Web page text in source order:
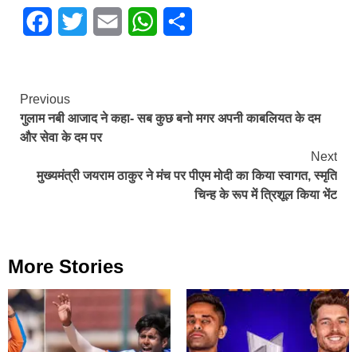
FacebookTwitter Email WhatsApp
Continue
Reading
Previous
गुलाम नबी आजाद ने कहा- सब कुछ बनो मगर अपनी काबलियत के दम
और सेवा के दम पर
Next
मुख्यमंत्री जयराम ठाकुर ने मंच पर पीएम मोदी का किया स्वागत, स्मृति
चिन्ह के रूप में त्रिशूल किया भेंट
More Stories